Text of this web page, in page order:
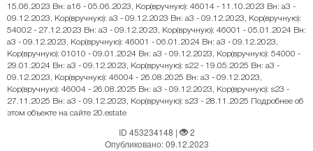
15.06.2023 Вн: a16 - 05.06.2023, Кор(вручную): 46014 - 11.10.2023 Вн: a3 -
09.12.2023, Кор(вручную): a3 - 09.12.2023 Вн: a3 - 09.12.2023, Кор(вручную):
54002 - 27.12.2023 Вн: a3 - 09.12.2023, Кор(вручную): 46001 - 05.01.2024 Вн:
a3 - 09.12.2023, Кор(вручную): 46001 - 06.01.2024 Вн: a3 - 09.12.2023,
Кор(вручную): 01010 - 09.01.2024 Вн: a3 - 09.12.2023, Кор(вручную): 54000 -
29.01.2024 Вн: a3 - 09.12.2023, Кор(вручную): s22 - 19.05.2025 Вн: a3 -
09.12.2023, Кор(вручную): 46004 - 26.08.2025 Вн: a3 - 09.12.2023,
Кор(вручную): 46004 - 26.08.2025 Вн: a3 - 09.12.2023, Кор(вручную): s23 -
27.11.2025 Вн: a3 - 09.12.2023, Кор(вручную): s23 - 28.11.2025 Подробнее об
этом объекте на сайте 20.estate
ID 453234148 |
2
Опубликовано: 09.12.2023